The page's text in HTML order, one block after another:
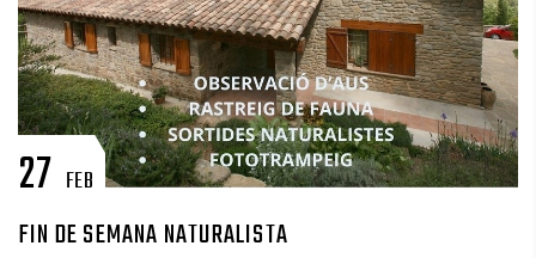
27 FEB
FIN DE SEMANA NATURALISTA